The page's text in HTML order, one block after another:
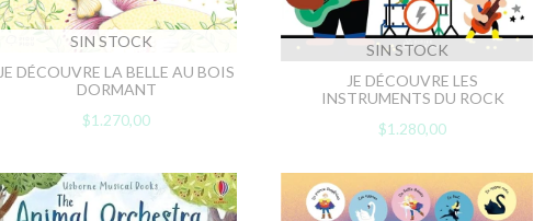
SIN STOCK
JE DÉCOUVRE LA BELLE AU BOIS
DORMANT
$1.270,00
SIN STOCK
JE DÉCOUVRE LES
INSTRUMENTS DU ROCK
$1.280,00